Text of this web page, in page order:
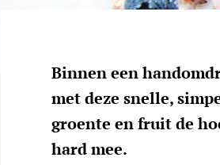
Binnen een
met deze snelle,
groente en fruit de
hard mee.